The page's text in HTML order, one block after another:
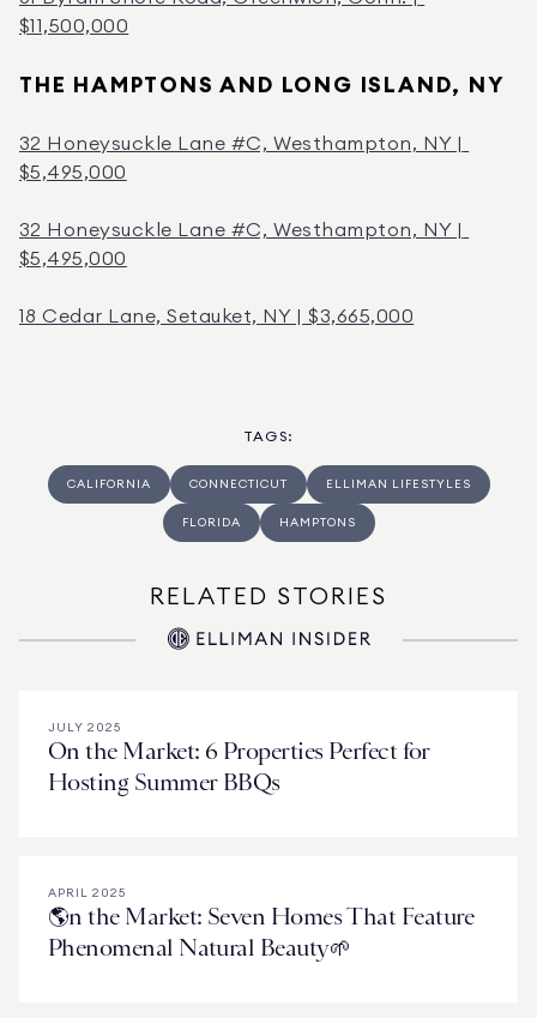
$11,500,000
THE HAMPTONS AND LONG ISLAND, NY
32 Honeysuckle Lane #C, Westhampton, NY |
$5,495,000
32 Honeysuckle Lane #C, Westhampton, NY |
$5,495,000
18 Cedar Lane, Setauket, NY | $3,665,000
TAGS:
CALIFORNIA CONNECTICUT ELLIMAN LIFESTYLES
FLORIDA HAMPTONS
RELATED STORIES
JULY 2025
On the Market: 6 Properties Perfect for
Hosting Summer BBQs
APRIL 2025
🌎n the Market: Seven Homes That Feature
Phenomenal Natural Beauty🌱